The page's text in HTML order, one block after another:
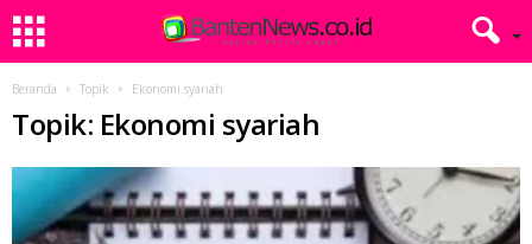
Beranda Topik Ekonomi syariah
Topik: Ekonomi syariah